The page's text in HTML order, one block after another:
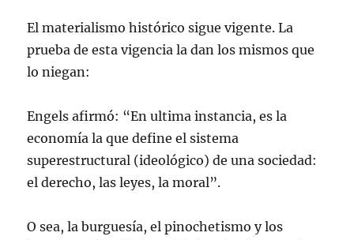
El materialismo histórico sigue vigente. La
prueba de esta vigencia la dan los mismos que
lo niegan:
Engels afirmó: “En ultima instancia, es la
economía la que define el sistema
superestructural (ideológico) de una sociedad:
el derecho, las leyes, la moral”.
O sea, la burguesía, el pinochetismo y los